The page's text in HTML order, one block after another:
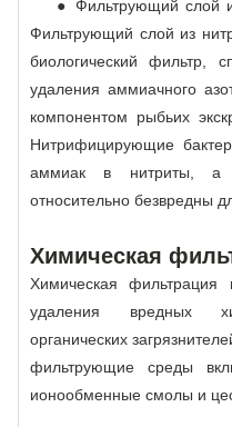
● Фильтрующий слой
Фильтрующий слой из
биологический фильтр,
удаления аммиачного
компонентом рыбьих
Нитрифицирующие
аммиак в нитриты, а
относительно безвредны
Химическая
Химическая фильтрация
удаления вредных
органических
фильтрующие среды
ионообменные смолы и